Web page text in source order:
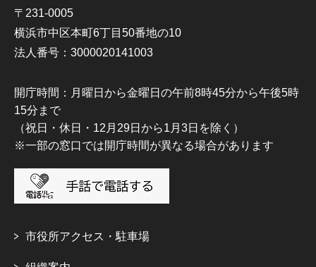
〒231-0005
横浜市中区本町6丁目50番地の10
法人番号：3000020141003
開庁時間：月曜日から金曜日の午前8時45分から午後5時
15分まで
（祝日・休日・12月29日から1月3日を除く）
※一部の窓口では開庁時間が異なる場合があります
市役所アクセス・駐車場